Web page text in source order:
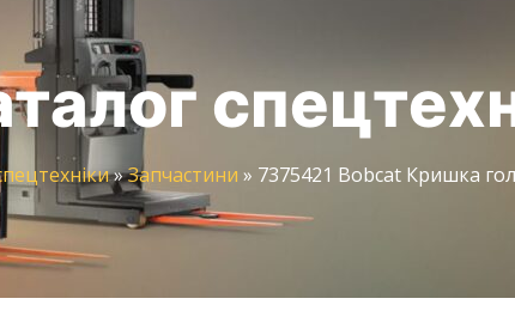
»Запчастини » 7375421 Bobcat Кришка